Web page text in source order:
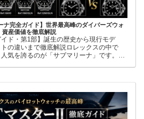
ナ完全ガイド】世界最高峰のダイバーズウォ
資産価値を徹底解説
イド・第1部】誕生の歴史から現行モデ
の違いまで徹底解説ロレックスの中で
気を誇るのが「サブマリーナ」です。高